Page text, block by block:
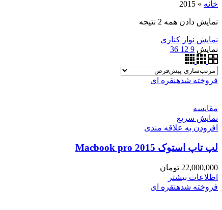
خانه »
2015
نمایش دادن همه 2 نتیجه
نمایش نوار کناری
نمایش 9
12
36
فروخته شدهنقره ای
مقايسه
نمایش سریع
افزودن به علاقه مندی
لپ تاپ استوک Macbook pro 2015
22,000,000 تومان
اطلاعات بیشتر
فروخته شدهنقره ای